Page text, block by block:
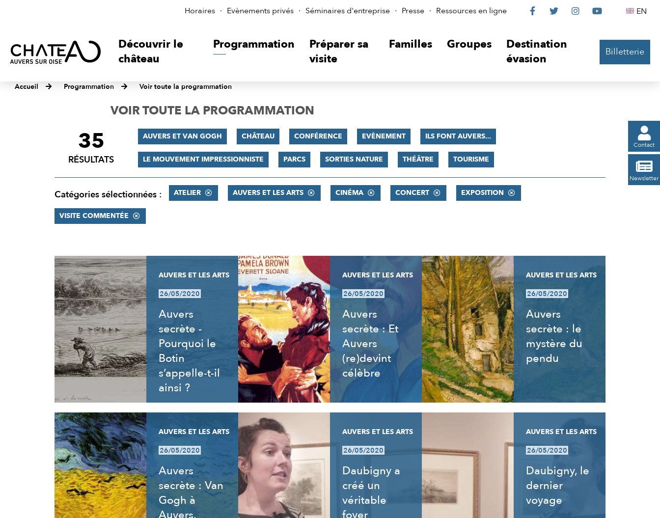
Horaires Evènements privés Séminaires d'entreprise Presse Ressources en ligne
Le
sur

Le

Le

Le
 EN
Découvrir le
château
Programmation
Préparer sa
visite
Familles Groupes
Destination
évasion
Billetterie
Accueil Programmation Voir toute la programmation

Contact

Newsletter
VOIR TOUTE LA PROGRAMMATION
FILTRER
RÉSULTATS
35
RÉSULTATS
AUVERS ET VAN GOGH CHÂTEAU CONFÉRENCE EVÈNEMENT ILS FONT AUVERS...
LE MOUVEMENT IMPRESSIONNISTE PARCS SORTIES NATURE THÉÂTRE TOURISME
Catégories sélectionnées : ATELIER AUVERS ET LES ARTS CINÉMA CONCERT EXPOSITION
VISITE COMMENTÉE
RÉSULTATS
AUVERS ET LES ARTS
26/05/2020
Auvers
secrète -
Pourquoi le
Botin
s’appelle-t-il
ainsi ?
AUVERS ET LES ARTS
26/05/2020
Auvers
secrète : Et
Auvers
(re)devint
célèbre
AUVERS ET LES ARTS
26/05/2020
Auvers
secrète : le
mystère du
pendu
AUVERS ET LES ARTS
26/05/2020
Auvers
secrète : Van
Gogh à
Auvers,
AUVERS ET LES ARTS
26/05/2020
Daubigny a
créé un
véritable
foyer
AUVERS ET LES ARTS
26/05/2020
Daubigny, le
dernier
voyage